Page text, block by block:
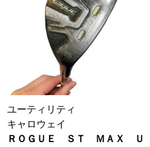
ユーティリティ
キャロウェイ
ＲＯＧＵＥ ＳＴ ＭＡＸ Ｕ